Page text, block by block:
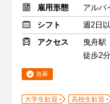
雇用形態
アルバ
シフト
週2日
アクセス
曳舟駅
徒歩2分
急募
大学生歓迎 高校生歓迎